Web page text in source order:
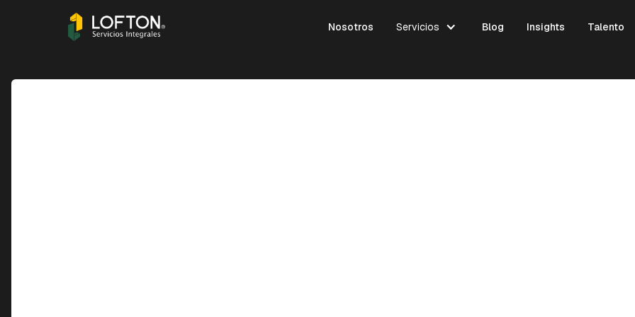
Nosotros Servicios Blog Insights Talento